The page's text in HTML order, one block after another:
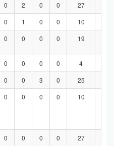
0 2 0 0 27
0 1 0 0 10
0 0 0 0 19
0 0 0 0 4
0 0 3 0 25
0 0 0 0 10
0 0 0 0 27